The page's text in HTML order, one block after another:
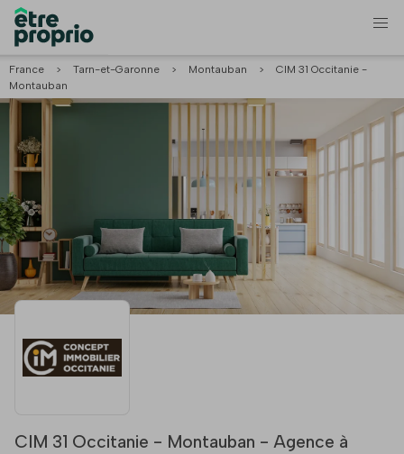
France > Tarn-et-Garonne > Montauban >
CIM 31 Occitanie -
Montauban
CIM 31 Occitanie - Montauban - Agence à